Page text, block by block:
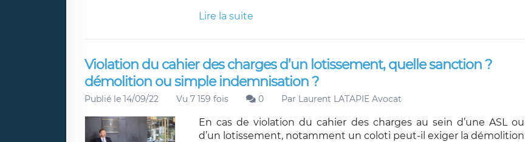
Lire la suite
Violation du cahier des charges d’un lotissement, quelle sanction ?
démolition ou simple indemnisation ?
Publié le 14/09/22 Vu 7 159 fois 0 Par Laurent LATAPIE Avocat
En cas de violation du cahier des charges au sein d’une ASL ou
d’un lotissement, notamment un coloti peut-il exiger la démolition